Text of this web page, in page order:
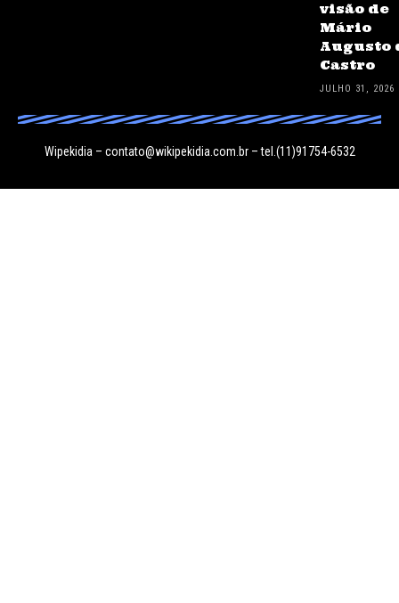
visão de
Mário
Augusto
Castro
JULHO 31, 2026
Wipekidia – contato@wikipekidia.com.br– tel.(11)91754-6532